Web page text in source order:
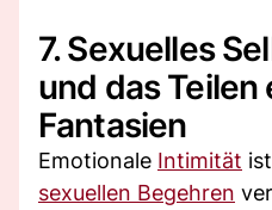
7. Sexuelles
und das
Fantasien
Emotionale Intimität
sexuellen Begehren